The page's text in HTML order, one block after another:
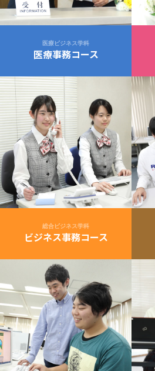
医療ビジネス学科
医療事務コース
総合ビジネス学科
ビジネス事務コース